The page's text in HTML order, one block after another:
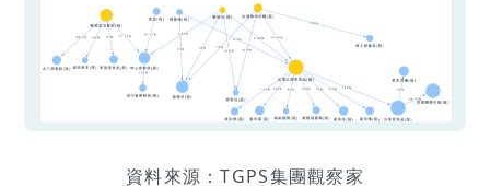
資料來源：TGPS集團觀察家